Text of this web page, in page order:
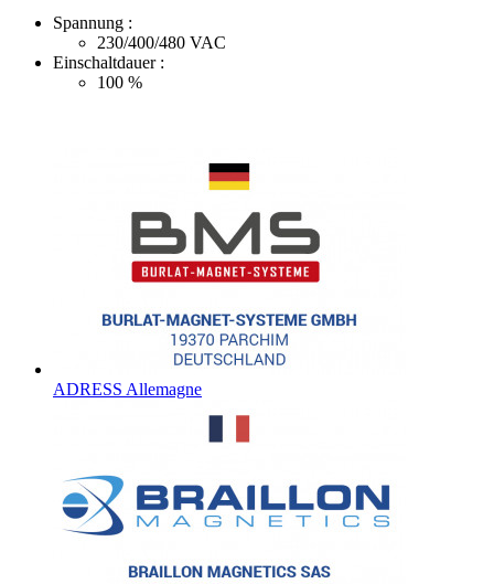
Spannung :
230/400/480 VAC
Einschaltdauer :
100 %
ADRESS Allemagne